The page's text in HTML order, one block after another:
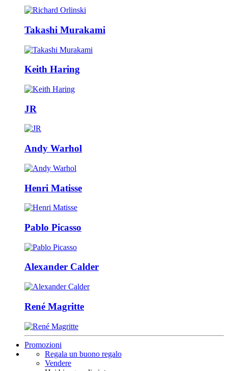
Takashi Murakami
Keith Haring
JR
Andy Warhol
Henri Matisse
Pablo Picasso
Alexander Calder
René Magritte
Promozioni
Regala un buono regalo
Vendere